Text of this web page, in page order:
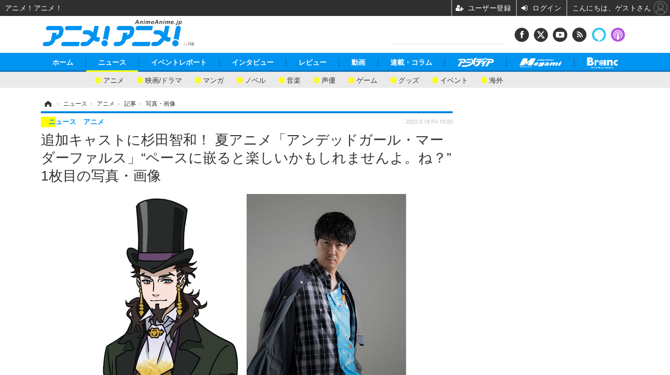
ホーム ニュース
アニメ 映画/ドラマ マンガ ノベル 音楽 声優 ゲーム グッズ イベント 海外
イベントレポート インタビュー レビュー 動画 連載・コラム
› ニュース › アニメ › 記事 › 写真・画像
追加キャストに杉田智和！ 夏アニメ「アンデッドガール・マー
ダーファルス」“ペースに嵌ると楽しいかもしれませんよ。ね？”
1枚目の写真・画像
ニュース アニメ 2023.5.19 Fri 19:20
アニメ！アニメ！ ユーザー登録 ログイン こんにちは、ゲストさん